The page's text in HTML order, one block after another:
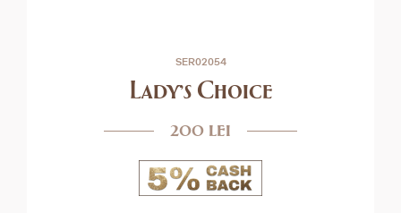
SER02054
Lady's Choice
200 lei